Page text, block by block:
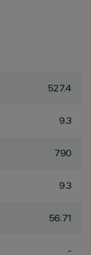
527.4
9.3
790
9.3
56.71
-